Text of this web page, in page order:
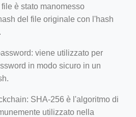
è stato manomesso
del file originale con l'hash
viene utilizzato per
in modo sicuro in un
SHA-256 è l'algoritmo di
utilizzato nella